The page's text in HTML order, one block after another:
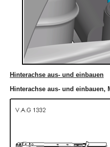
Hinterachse aus- und einbauen
Hinterachse aus- und einbauen,